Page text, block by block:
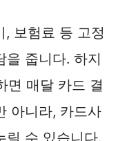
, 보험료 등 고정
을 줍니다. 하지
면 매달 카드 결
아니라, 카드사
릴 수 있습니다.